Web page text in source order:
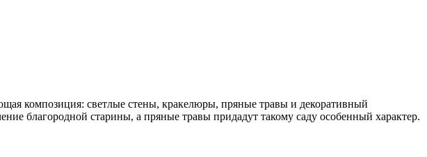
композиция: светлые стены, кракелюры, пряные травы и декоративный
благородной старины, а пряные травы придадут такому саду особенный характер.